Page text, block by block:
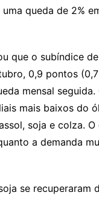
queda de 2%
que o subíndice
0,9 pontos
mensal seguida.
mais baixos do
soja e colza.
a demanda
se recuperaram